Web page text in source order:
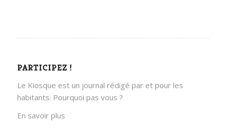
PARTICIPEZ !
Le Kiosque est un journal rédigé par et pour les
habitants. Pourquoi pas vous ?
En savoir plus